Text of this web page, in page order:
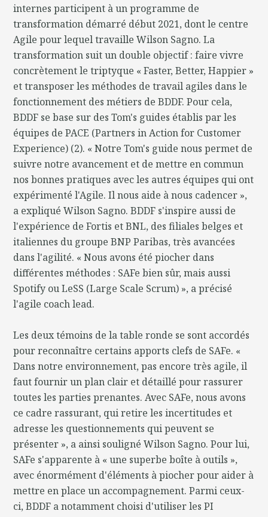
internes participent à un programme de
transformation démarré début 2021, dont le centre
Agile pour lequel travaille Wilson Sagno. La
transformation suit un double objectif : faire vivre
concrètement le triptyque « Faster, Better, Happier »
et transposer les méthodes de travail agiles dans le
fonctionnement des métiers de BDDF. Pour cela,
BDDF se base sur des Tom's guides établis par les
équipes de PACE (Partners in Action for Customer
Experience) (2). « Notre Tom's guide nous permet de
suivre notre avancement et de mettre en commun
nos bonnes pratiques avec les autres équipes qui ont
expérimenté l'Agile. Il nous aide à nous cadencer »,
a expliqué Wilson Sagno. BDDF s'inspire aussi de
l'expérience de Fortis et BNL, des filiales belges et
italiennes du groupe BNP Paribas, très avancées
dans l'agilité. « Nous avons été piocher dans
différentes méthodes : SAFe bien sûr, mais aussi
Spotify ou LeSS (Large Scale Scrum) », a précisé
l'agile coach lead.
Les deux témoins de la table ronde se sont accordés
pour reconnaître certains apports clefs de SAFe. «
Dans notre environnement, pas encore très agile, il
faut fournir un plan clair et détaillé pour rassurer
toutes les parties prenantes. Avec SAFe, nous avons
ce cadre rassurant, qui retire les incertitudes et
adresse les questionnements qui peuvent se
présenter », a ainsi souligné Wilson Sagno. Pour lui,
SAFe s'apparente à « une superbe boîte à outils »,
avec énormément d'éléments à piocher pour aider à
mettre en place un accompagnement. Parmi ceux-
ci, BDDF a notamment choisi d'utiliser les PI